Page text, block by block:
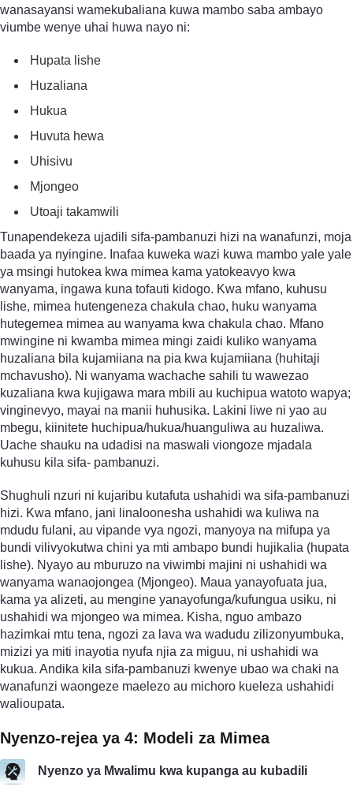
wanasayansi wamekubaliana kuwa mambo saba ambayo
viumbe wenye uhai huwa nayo ni:
Hupata lishe
Huzaliana
Hukua
Huvuta hewa
Uhisivu
Mjongeo
Utoaji takamwili
Tunapendekeza ujadili sifa-pambanuzi hizi na wanafunzi, moja
baada ya nyingine. Inafaa kuweka wazi kuwa mambo yale yale
ya msingi hutokea kwa mimea kama yatokeavyo kwa
wanyama, ingawa kuna tofauti kidogo. Kwa mfano, kuhusu
lishe, mimea hutengeneza chakula chao, huku wanyama
hutegemea mimea au wanyama kwa chakula chao. Mfano
mwingine ni kwamba mimea mingi zaidi kuliko wanyama
huzaliana bila kujamiiana na pia kwa kujamiiana (huhitaji
mchavusho). Ni wanyama wachache sahili tu wawezao
kuzaliana kwa kujigawa mara mbili au kuchipua watoto wapya;
vinginevyo, mayai na manii huhusika. Lakini liwe ni yao au
mbegu, kiinitete huchipua/hukua/huanguliwa au huzaliwa.
Uache shauku na udadisi na maswali viongoze mjadala
kuhusu kila sifa- pambanuzi.
Shughuli nzuri ni kujaribu kutafuta ushahidi wa sifa-pambanuzi
hizi. Kwa mfano, jani linaloonesha ushahidi wa kuliwa na
mdudu fulani, au vipande vya ngozi, manyoya na mifupa ya
bundi vilivyokutwa chini ya mti ambapo bundi hujikalia (hupata
lishe). Nyayo au mburuzo na viwimbi majini ni ushahidi wa
wanyama wanaojongea (Mjongeo). Maua yanayofuata jua,
kama ya alizeti, au mengine yanayofunga/kufungua usiku, ni
ushahidi wa mjongeo wa mimea. Kisha, nguo ambazo
hazimkai mtu tena, ngozi za lava wa wadudu zilizonyumbuka,
mizizi ya miti inayotia nyufa njia za miguu, ni ushahidi wa
kukua. Andika kila sifa-pambanuzi kwenye ubao wa chaki na
wanafunzi waongeze maelezo au michoro kueleza ushahidi
walioupata.
Nyenzo-rejea ya 4: Modeli za Mimea
Nyenzo ya Mwalimu kwa kupanga au kubadili